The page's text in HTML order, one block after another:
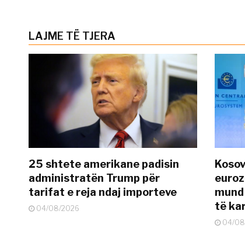
LAJME TË TJERA
25 shtete amerikane padisin
administratën Trump për
tarifat e reja ndaj importeve
04/08/2026
të
04/